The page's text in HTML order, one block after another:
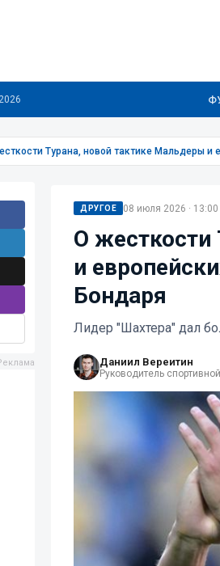
Турана, новой тактике Мальдеры
ДРУГОЕ 08 июля 2026 · 13:00
О жесткости
и
Бондаря
Лидер "Шахтера" дал
Даниил Вереитин
Руководитель